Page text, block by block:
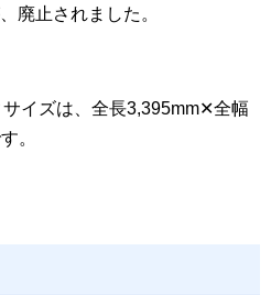
廃止されました。
イズは、全長3,395mm✕全幅
。